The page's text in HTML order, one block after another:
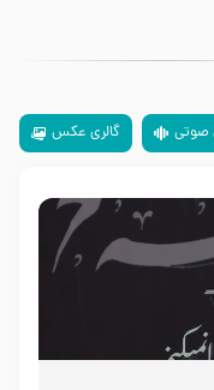
صوتی گالری عکس